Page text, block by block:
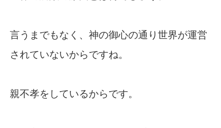
言うまでもなく、神の御心の通り世界が運営
されていないからですね。
親不孝をしているからです。